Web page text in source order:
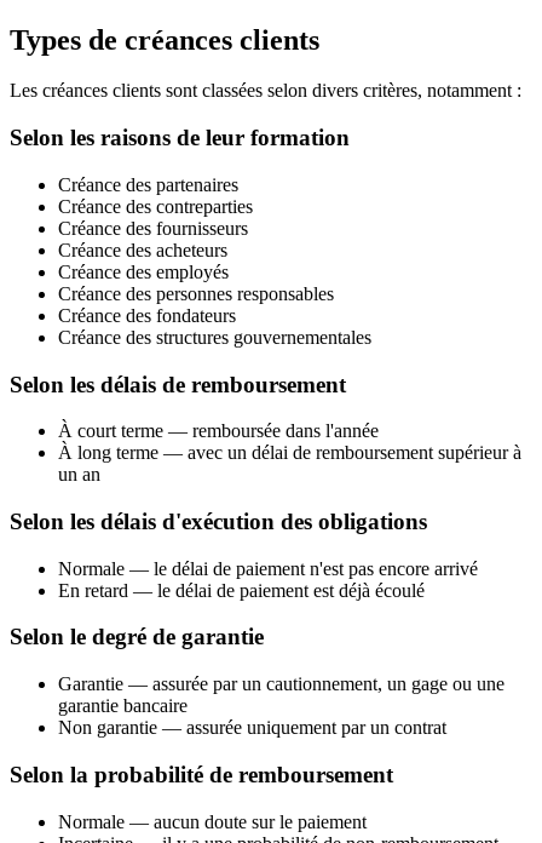
Types de créances clients
Les créances clients sont classées selon divers critères, notamment :
Selon les raisons de leur formation
Créance des partenaires
Créance des contreparties
Créance des fournisseurs
Créance des acheteurs
Créance des employés
Créance des personnes responsables
Créance des fondateurs
Créance des structures gouvernementales
Selon les délais de remboursement
À court terme — remboursée dans l'année
À long terme — avec un délai de remboursement supérieur à
un an
Selon les délais d'exécution des obligations
Normale — le délai de paiement n'est pas encore arrivé
En retard — le délai de paiement est déjà écoulé
Selon le degré de garantie
Garantie — assurée par un cautionnement, un gage ou une
garantie bancaire
Non garantie — assurée uniquement par un contrat
Selon la probabilité de remboursement
Normale — aucun doute sur le paiement